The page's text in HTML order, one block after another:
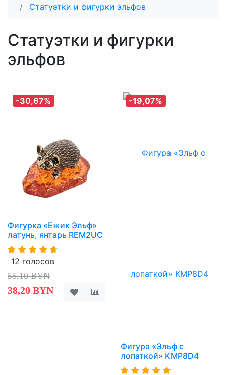
Статуэтки и фигурки эльфов
Статуэтки и фигурки
эльфов
-30,67%
Фигурка «Ежик Эльф»
латунь, янтарь REM2UC
12 голосов
55,10 BYN
38,20 BYN
-19,07%
Фигура «Эльф с
лопаткой» KMP8D4